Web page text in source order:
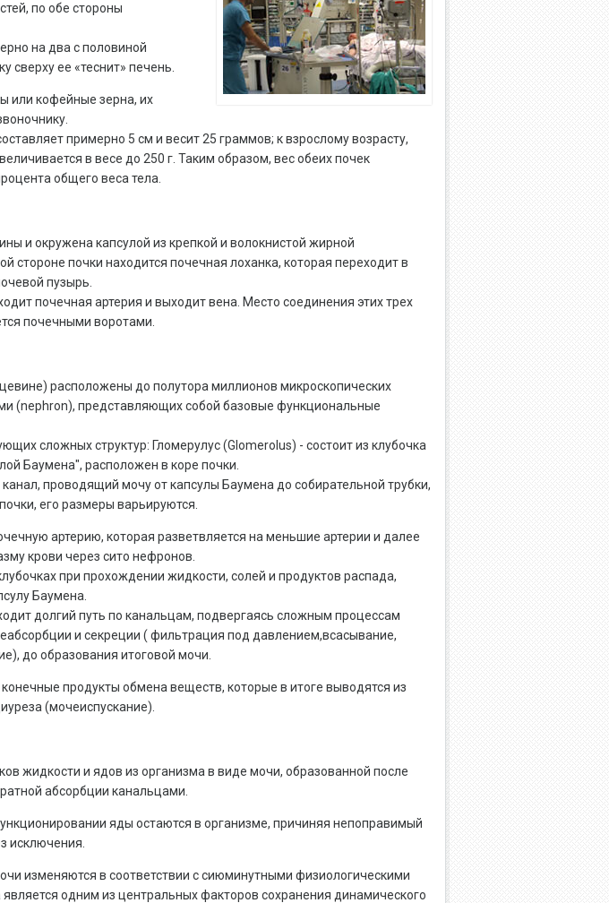
по обе стороны
на два с половиной
сверху ее «теснит» печень.
или кофейные зерна, их
примерно 5 см и весит 25 граммов; к взрослому возрасту,
в весе до 250 г. Таким образом, вес обеих почек
общего веса тела.
и окружена капсулой из крепкой и волокнистой жирной
стороне почки находится почечная лоханка, которая переходит в
пузырь.
почечная артерия и выходит вена. Место соединения этих трех
почечными воротами.
расположены до полутора миллионов микроскопических
(nephron), представляющих собой базовые функциональные
сложных структур: Гломерулус (Glomerolus) - состоит из клубочка
Баумена", расположен в коре почки.
проводящий мочу от капсулы Баумена до собирательной трубки,
его размеры варьируются.
артерию, которая разветвляется на меньшие артерии и далее
крови через сито нефронов.
при прохождении жидкости, солей и продуктов распада,
Баумена.
долгий путь по канальцам, подвергаясь сложным процессам
и секреции ( фильтрация под давлением,всасывание,
до образования итоговой мочи.
продукты обмена веществ, которые в итоге выводятся из
(мочеиспускание).
жидкости и ядов из организма в виде мочи, образованной после
абсорбции канальцами.
яды остаются в организме, причиняя непоправимый
исключения.
изменяются в соответствии с сиюминутными физиологическими
одним из центральных факторов сохранения динамического